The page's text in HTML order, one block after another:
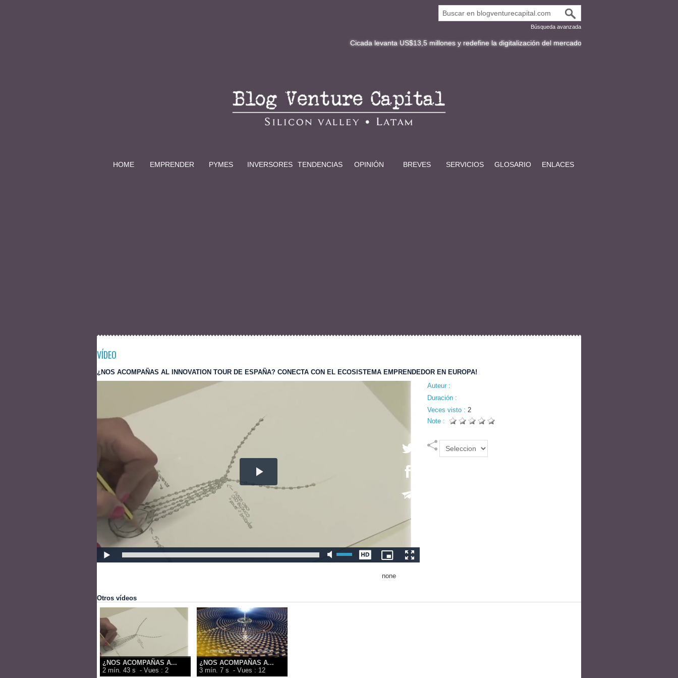
Búsqueda avanzada
Cicada levanta US$13,5 millones y redefine la digitalización del mercado de bonos en Latinoamérica
HOME EMPRENDER PYMES INVERSORES TENDENCIAS OPINIÓN BREVES SERVICIOS GLOSARIO ENLACES
VÍDEO
¿NOS ACOMPAÑAS AL INNOVATION TOUR DE ESPAÑA? CONECTA CON EL ECOSISTEMA EMPRENDEDOR EN EUROPA!
Auteur :
Duración :
Veces visto : 2
Note :
none
Otros vídeos
¿NOS ACOMPAÑAS A...
2 mín. 43 s - Vues : 2
¿NOS ACOMPAÑAS A...
3 mín. 7 s - Vues : 12